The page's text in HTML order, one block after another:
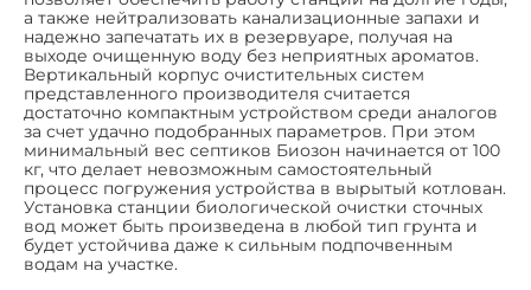
а также нейтрализовать канализационные запахи и
надежно запечатать их в резервуаре, получая на
выходе очищенную воду без неприятных ароматов.
Вертикальный корпус очистительных систем
представленного производителя считается
достаточно компактным устройством среди аналогов
за счет удачно подобранных параметров. При этом
минимальный вес септиков Биозон начинается от 100
кг, что делает невозможным самостоятельный
процесс погружения устройства в вырытый котлован.
Установка станции биологической очистки сточных
вод может быть произведена в любой тип грунта и
будет устойчива даже к сильным подпочвенным
водам на участке.